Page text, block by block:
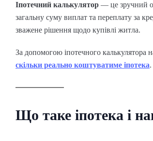
Іпотечний калькулятор — це зручний
загальну суму виплат та переплату за
зважене рішення щодо купівлі житла.
За допомогою іпотечного калькулятора
скільки реально коштуватиме іпотека.
Що таке іпотека і